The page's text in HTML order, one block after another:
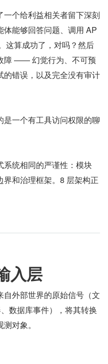
个给利益相关者留下深刻
能够回答问题、调用 AP
这算成功了，对吗？然后
障 —— 幻觉行为、不可预
错误，以及完全没有审计
一个有工具访问权限的聊
系统相同的严谨性：模块
和治理框架。8 层架构正
入层
自外部世界的原始信号（文
数据库事件），将其转换
对象。